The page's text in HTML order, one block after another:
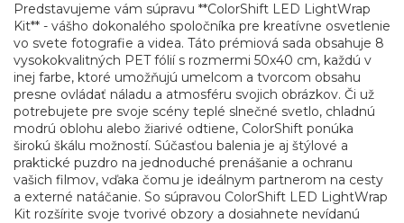
Predstavujeme vám súpravu **ColorShift LED LightWrap
Kit** - vášho dokonalého spoločníka pre kreatívne osvetlenie
vo svete fotografie a videa. Táto prémiová sada obsahuje 8
vysokokvalitných PET fólií s rozmermi 50x40 cm, každú v
inej farbe, ktoré umožňujú umelcom a tvorcom obsahu
presne ovládať náladu a atmosféru svojich obrázkov. Či už
potrebujete pre svoje scény teplé slnečné svetlo, chladnú
modrú oblohu alebo žiarivé odtiene, ColorShift ponúka
širokú škálu možností. Súčasťou balenia je aj štýlové a
praktické puzdro na jednoduché prenášanie a ochranu
vašich filmov, vďaka čomu je ideálnym partnerom na cesty
a externé natáčanie. So súpravou ColorShift LED LightWrap
Kit rozšírite svoje tvorivé obzory a dosiahnete nevídanú